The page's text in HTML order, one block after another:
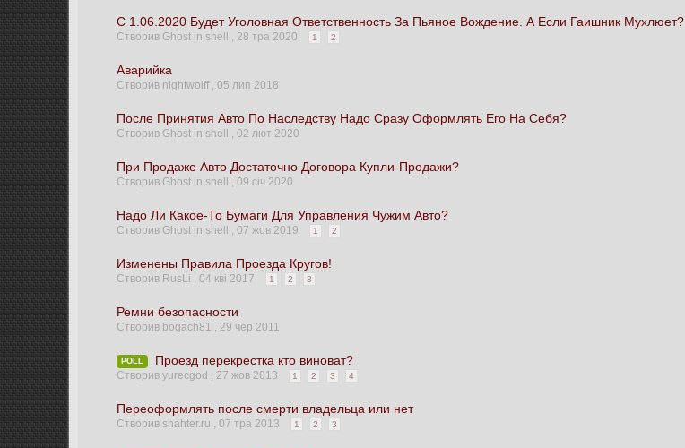
С 1.06.2020 Будет Уголовная Ответственность За Пьяное Вождение. А Если Гаишник Мухлюет?
Створив Ghost in shell , 28 тра 2020 1 2
Аварийка
Створив nightwolff ,05 лип 2018
После Принятия Авто По Наследству Надо Сразу Оформлять Его На Себя?
Створив Ghost in shell ,02 лют 2020
При Продаже Авто Достаточно Договора Купли-Продажи?
Створив Ghost in shell ,09 січ 2020
Надо Ли Какое-То Бумаги Для Управления Чужим Авто?
Створив Ghost in shell ,07 жов 2019 1 2
Изменены Правила Проезда Кругов!
Створив RusLi ,04 кві 2017 1 2 3
Ремни безопасности
Створив bogach81 , 29 чер 2011
POLL Проезд перекрестка кто виноват?
Створив yurecgod , 27 жов 2013 1 2 3 4
Переоформлять после смерти владельца или нет
Створив shahter.ru ,07 тра 2013 1 2 3